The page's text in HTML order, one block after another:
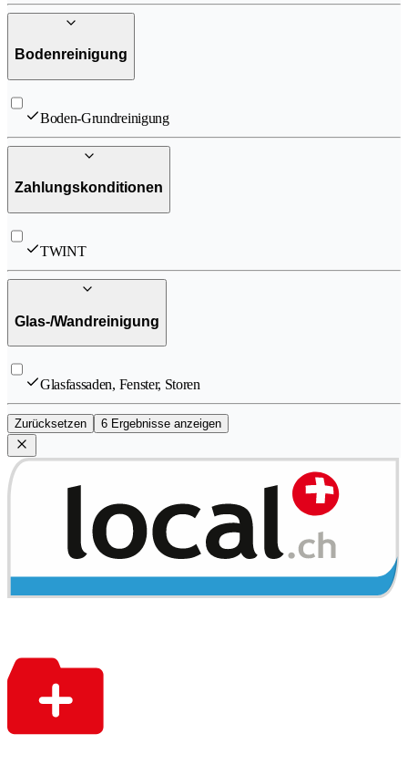
Bodenreinigung
Boden-Grundreinigung
Zahlungskonditionen
TWINT
Glas-/Wandreinigung
Glasfassaden, Fenster, Storen
Zurücksetzen 6 Ergebnisse anzeigen